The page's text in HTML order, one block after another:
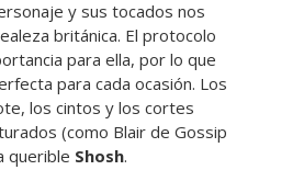
y sus tocados nos
británica. El protocolo
para ella, por lo que
para cada ocasión. Los
los cintos y los cortes
(como Blair de Gossip
querible Shosh.